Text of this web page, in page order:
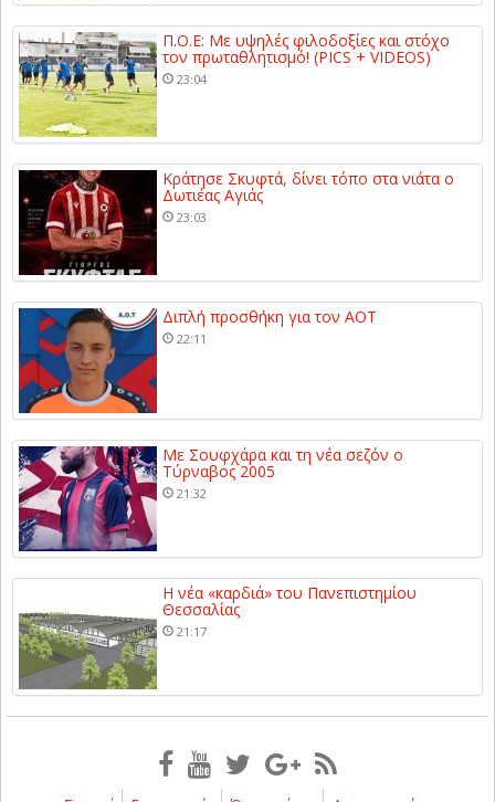
Π.Ο.Ε: Με υψηλές φιλοδοξίες και στόχο
τον πρωταθλητισμό! (PICS + VIDEOS)
23:04
Κράτησε Σκυφτά, δίνει τόπο στα νιάτα ο
Δωτιέας Αγιάς
23:03
Διπλή προσθήκη για τον ΑΟΤ
22:11
Με Σουφχάρα και τη νέα σεζόν ο
Τύρναβος 2005
21:32
Η νέα «καρδιά» του Πανεπιστημίου
Θεσσαλίας
21:17